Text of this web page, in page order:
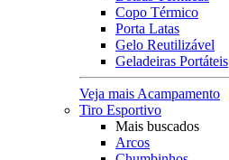
Copo Térmico
Porta Latas
Gelo Reutilizável
Geladeiras Portáteis
Veja mais Acampamento
Tiro Esportivo
Mais buscados
Arcos